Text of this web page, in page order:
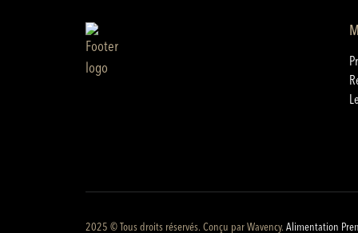
2025 © Tous droits réservés. Conçu parWavency.Alimentation